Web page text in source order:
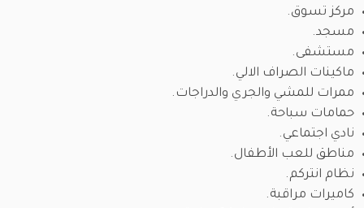
مركز تسوق.
مسجد.
مستشفى.
ماكينات الصراف الالي.
ممرات للمشي والجري والدراجات.
حمامات سباحة.
نادي اجتماعي.
مناطق للعب الأطفال.
نظام انتركم.
كاميرات مراقبة.